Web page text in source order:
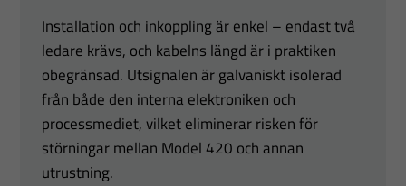
Installation och inkoppling är enkel – endast två
ledare krävs, och kabelns längd är i praktiken
obegränsad. Utsignalen är galvaniskt isolerad
från både den interna elektroniken och
processmediet, vilket eliminerar risken för
störningar mellan Model 420 och annan
utrustning.